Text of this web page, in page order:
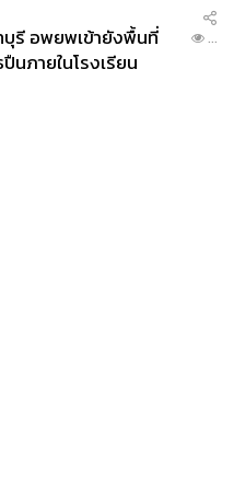
บุรี อพยพเข้ายังพื้นที่
นภายในโรงเรียน
...